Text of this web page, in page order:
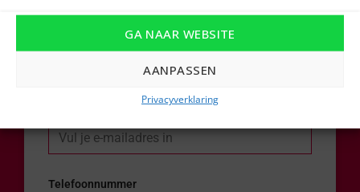
GA NAAR WEBSITE
AANPASSEN
Privacyverklaring
Telefoonnummer